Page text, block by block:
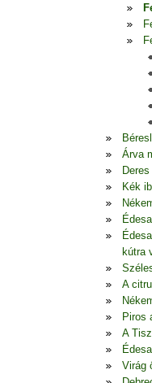
Árva
Kék
kútra
A
Piros
A
Virág